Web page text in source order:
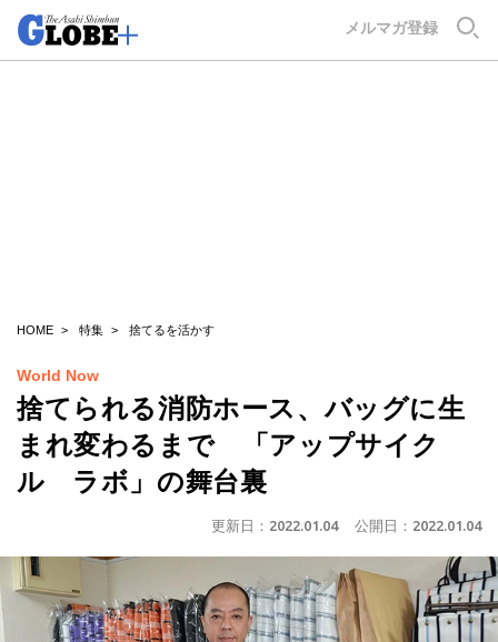
メルマガ登録
HOME 特集 捨てるを活かす
World Now
捨てられる消防ホース、バッグに生
まれ変わるまで 「アップサイク
ル ラボ」の舞台裏
更新日： 2022.01.04 公開日： 2022.01.04